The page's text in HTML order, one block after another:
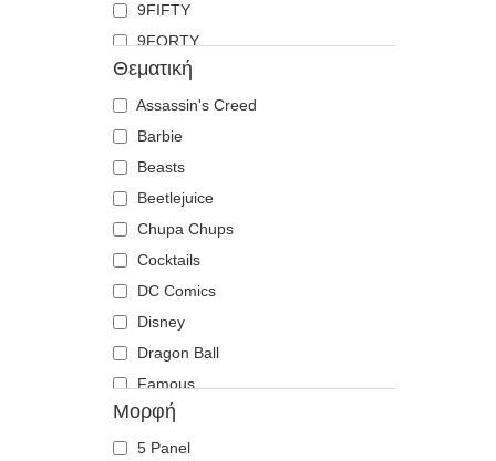
Κογιότ
Κοράκι
Κοτοπουλάκι
Κουκουβάγια
Κρανίο
Κροκόδειλος
Λαμπραντόρ ριτρίβερ
Λέαινα
Λιβελούλα
Λιοντάρι
Λύκος
Μέλισσα
Μονόκερος
Μυρμήγκι
Ντόμπερμαν
9FIFTY
9FORTY
9FORTY APEX
9FORTY M-Crown
9SEVENTY
9TWENTY
A Frame
Casual Classic
E Frame
Open Back
Runner
The 90s
The Ball
The Retro
The Snap
Θεματική
Assassin's Creed
Barbie
Beasts
Beetlejuice
Chupa Chups
Cocktails
DC Comics
Disney
Dragon Ball
Famous
Fast & Furious
Harry Potter
Μορφή
5 Panel